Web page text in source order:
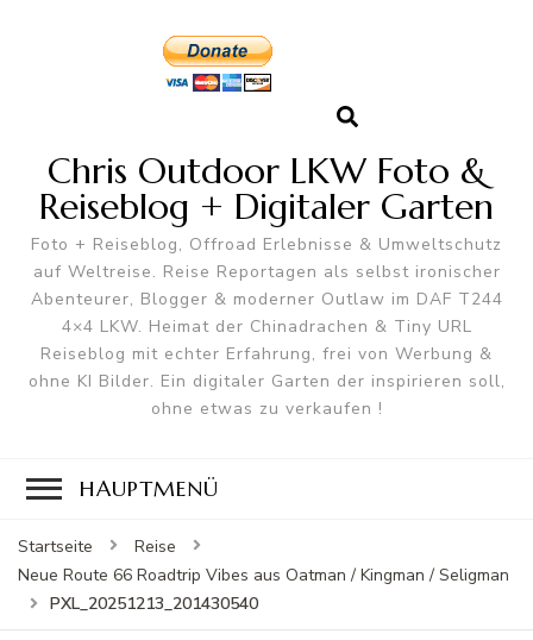
Chris Outdoor LKW Foto &
Reiseblog + Digitaler Garten
Foto + Reiseblog, Offroad Erlebnisse & Umweltschutz
auf Weltreise. Reise Reportagen als selbst ironischer
Abenteurer, Blogger & moderner Outlaw im DAF T244
4×4 LKW. Heimat der Chinadrachen & Tiny URL
Reiseblog mit echter Erfahrung, frei von Werbung &
ohne KI Bilder. Ein digitaler Garten der inspirieren soll,
ohne etwas zu verkaufen !
HAUPTMENÜ
Startseite
Reise
Neue Route 66 Roadtrip Vibes aus Oatman / Kingman / Seligman
PXL_20251213_201430540